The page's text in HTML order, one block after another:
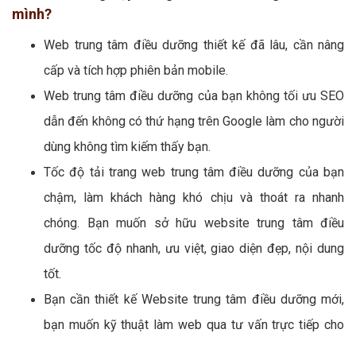
mình?
Web trung tâm điều dưỡng thiết kế đã lâu, cần nâng
cấp và tích hợp phiên bản mobile.
Web trung tâm điều dưỡng của bạn không tối ưu SEO
dẫn đến không có thứ hạng trên Google làm cho người
dùng không tìm kiếm thấy bạn.
Tốc độ tải trang web trung tâm điều dưỡng của bạn
chậm, làm khách hàng khó chịu và thoát ra nhanh
chóng. Bạn muốn sở hữu website trung tâm điều
dưỡng tốc độ nhanh, ưu việt, giao diện đẹp, nội dung
tốt.
Bạn cần thiết kế Website trung tâm điều dưỡng mới,
bạn muốn kỹ thuật làm web qua tư vấn trực tiếp cho